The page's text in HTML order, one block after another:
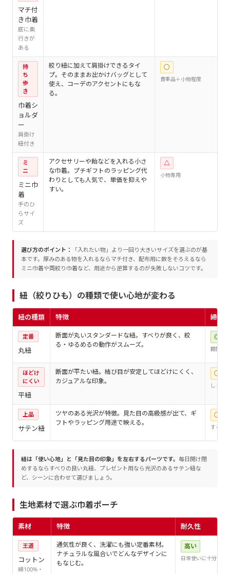
マチ付
き巾着
底に奥
行きが
ある
持
ち
歩
き
巾着シ
ョルダ
ー
肩掛け
紐付き
絞り紐に加えて肩掛けできるタイ
プ。そのままお出かけバッグとして
使え、コーデのアクセントにもな
る。
○
貴重品＋小物程度
ミ
ニ
ミニ巾
着
手のひ
らサイ
ズ
アクセサリーや飴などを入れる小さ
な巾着。プチギフトのラッピング代
わりとしても人気で、単価を抑えや
すい。
△
小物専用
選び方のポイント：
「入れたい物」より一回り大きいサイズを選ぶのが基
本です。厚みのある物を入れるならマチ付き、配布用に数をそろえるなら
ミニ巾着や両絞り巾着など、用途から逆算するのが失敗しないコツです。
紐（絞りひも）の種類で使い心地が変わる
紐の種類 特徴 締め
定番
丸紐
断面が丸いスタンダードな紐。すべりが良く、絞
る・ゆるめるの動作がスムーズ。
◎
開閉が
ほどけ
にくい
平紐
断面が平たい紐。結び目が安定してほどけにくく、
カジュアルな印象。
○
しっか
上品
サテン紐
ツヤのある光沢が特徴。見た目の高級感が出て、ギ
フトやラッピング用途で映える。
○
するっ
紐は「使い心地」と「見た目の印象」を左右するパーツです。 毎日開け閉
めするならすべりの良い丸紐、プレゼント用なら光沢のあるサテン紐な
ど、シーンに合わせて選びましょう。
生地素材で選ぶ巾着ポーチ
素材 特徴 耐久性
王道
コットン
綿100%・
通気性が良く、洗濯にも強い定番素材。
ナチュラルな風合いでどんなデザインに
もなじむ。
高い
日常使いに十分